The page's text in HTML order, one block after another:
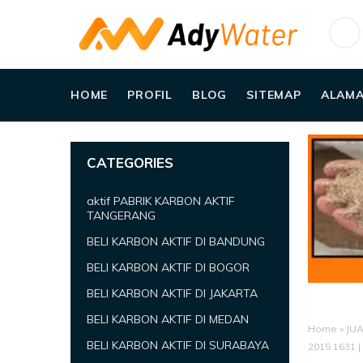
HOME PROFIL BLOG SITEMAP
Home »
2015 1631 |
CATEGORIES
aktif PABRIK KARBON AKTIF
TANGERANG
BELI KARBON AKTIF DI BANDUNG
BELI KARBON AKTIF DI BOGOR
BELI KARBON AKTIF DI JAKARTA
BELI KARBON AKTIF DI MEDAN
BELI KARBON AKTIF DI SURABAYA